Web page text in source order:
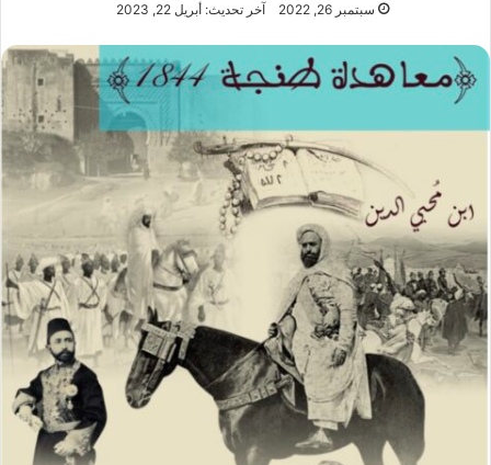
سبتمبر 26, 2022 آخر تحديث: أبريل 22, 2023